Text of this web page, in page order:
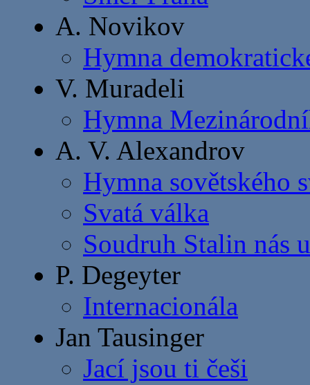
A. Novikov
Hymna
V. Muradeli
Hymna
A. V. Alexandrov
Hymna sovětského
Svatá válka
Soudruh Stalin nás
P. Degeyter
Internacionála
Jan Tausinger
Jací jsou ti češi